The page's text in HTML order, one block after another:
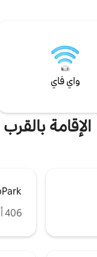
موقد بسبب قوانين كوراليس.
واي فاي
الإقامة
406 أشخاص محليون يوصون بهذا